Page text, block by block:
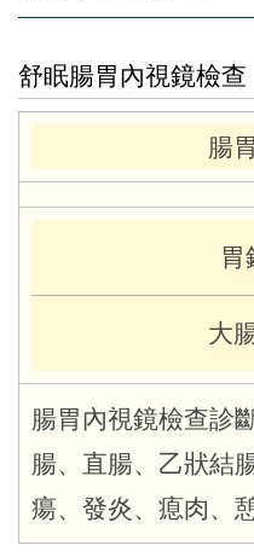
舒眠腸胃內視鏡檢查
腸
胃
大
腸胃內視鏡檢查診
腸、直腸、乙狀結
瘍、發炎、瘜肉、